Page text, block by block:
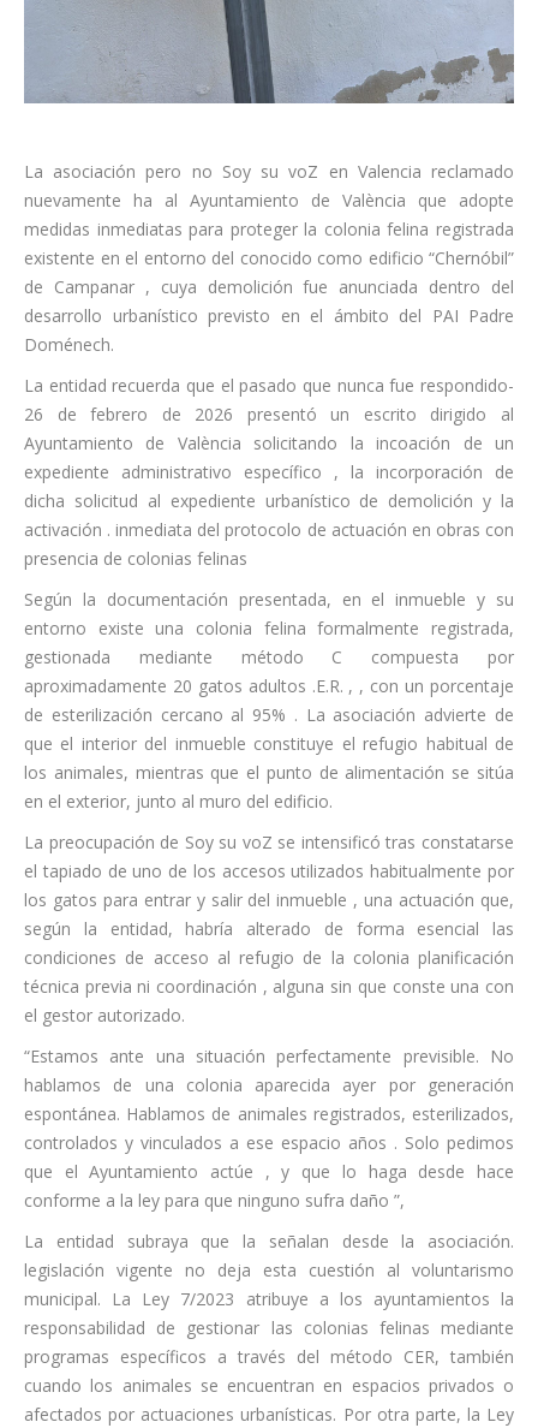
La asociación pero no Soy su voZ en Valencia reclamado
nuevamente ha al Ayuntamiento de València que adopte
medidas inmediatas para proteger la colonia felina registrada
existente en el entorno del conocido como edificio “Chernóbil”
de Campanar , cuya demolición fue anunciada dentro del
desarrollo urbanístico previsto en el ámbito del PAI Padre
Doménech.
La entidad recuerda que el pasado que nunca fue respondido-
26 de febrero de 2026 presentó un escrito dirigido al
Ayuntamiento de València solicitando la incoación de un
expediente administrativo específico , la incorporación de
dicha solicitud al expediente urbanístico de demolición y la
activación . inmediata del protocolo de actuación en obras con
presencia de colonias felinas
Según la documentación presentada, en el inmueble y su
entorno existe una colonia felina formalmente registrada,
gestionada mediante método C compuesta por
aproximadamente 20 gatos adultos .E.R. , , con un porcentaje
de esterilización cercano al 95% . La asociación advierte de
que el interior del inmueble constituye el refugio habitual de
los animales, mientras que el punto de alimentación se sitúa
en el exterior, junto al muro del edificio.
La preocupación de Soy su voZ se intensificó tras constatarse
el tapiado de uno de los accesos utilizados habitualmente por
los gatos para entrar y salir del inmueble , una actuación que,
según la entidad, habría alterado de forma esencial las
condiciones de acceso al refugio de la colonia planificación
técnica previa ni coordinación , alguna sin que conste una con
el gestor autorizado.
“Estamos ante una situación perfectamente previsible. No
hablamos de una colonia aparecida ayer por generación
espontánea. Hablamos de animales registrados, esterilizados,
controlados y vinculados a ese espacio años . Solo pedimos
que el Ayuntamiento actúe , y que lo haga desde hace
conforme a la ley para que ninguno sufra daño ”,
La entidad subraya que la señalan desde la asociación.
legislación vigente no deja esta cuestión al voluntarismo
municipal. La Ley 7/2023 atribuye a los ayuntamientos la
responsabilidad de gestionar las colonias felinas mediante
programas específicos a través del método CER, también
cuando los animales se encuentran en espacios privados o
afectados por actuaciones urbanísticas. Por otra parte, la Ley